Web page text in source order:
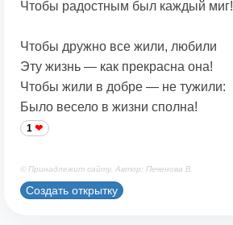
Чтобы радостным был каждый миг!
Чтобы дружно все жили, любили
Эту жизнь — как прекрасна она!
Чтобы жили в добре — не тужили:
Было весело в жизни сполна!
1
© Принадлежит сайту. Автор: Печенова В.
Создать открытку